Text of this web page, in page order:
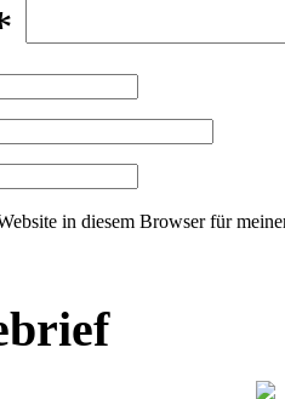
in diesem Browser für